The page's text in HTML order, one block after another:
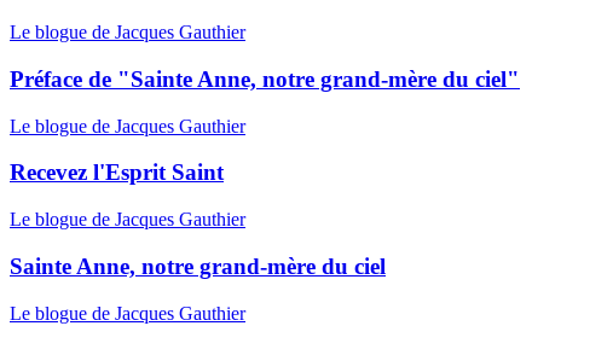
Le blogue de Jacques Gauthier
Préface de "Sainte Anne, notre grand-mère du ciel"
Le blogue de Jacques Gauthier
Recevez l'Esprit Saint
Le blogue de Jacques Gauthier
Sainte Anne, notre grand-mère du ciel
Le blogue de Jacques Gauthier